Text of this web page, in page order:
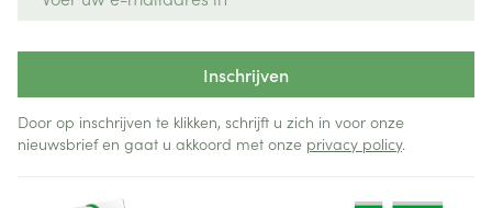
Inschrijven
Door op inschrijven te klikken, schrijft u zich in voor onze
nieuwsbrief en gaat u akkoord met onze privacy policy.